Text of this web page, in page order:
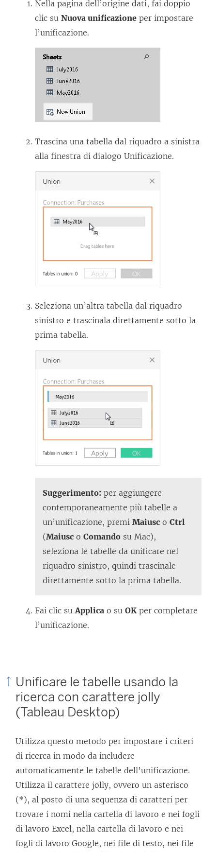
Nella pagina dell’origine dati, fai doppio
clic su Nuova unificazione per impostare
l’unificazione.
Trascina una tabella dal riquadro a sinistra
alla finestra di dialogo Unificazione.
Seleziona un’altra tabella dal riquadro
sinistro e trascinala direttamente sotto la
prima tabella.
Suggerimento: per aggiungere
contemporaneamente più tabelle a
un’unificazione, premi Maiusc o Ctrl
(Maiusc o Comando su Mac),
seleziona le tabelle da unificare nel
riquadro sinistro, quindi trascinale
direttamente sotto la prima tabella.
Fai clic su Applica o su OK per completare
l’unificazione.
Unificare le tabelle usando la
ricerca con carattere jolly
(Tableau Desktop)
Utilizza questo metodo per impostare i criteri
di ricerca in modo da includere
automaticamente le tabelle dell’unificazione.
Utilizza il carattere jolly, ovvero un asterisco
(*), al posto di una sequenza di caratteri per
trovare i nomi nella cartella di lavoro e nei fogli
di lavoro Excel, nella cartella di lavoro e nei
fogli di lavoro Google, nei file di testo, nei file